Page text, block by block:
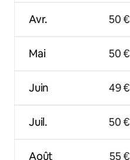
Avr.
Mai
Juin
Juil.
Août
50 €
50 €
49 €
50 €
55 €